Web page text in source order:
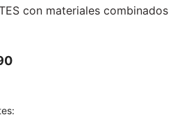
con materiales combinados